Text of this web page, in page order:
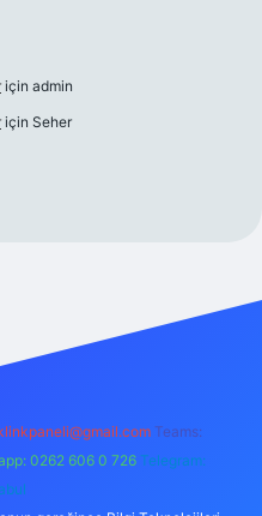
için admin
için Seher
Teams:
0262 606 0 726 Telegram: